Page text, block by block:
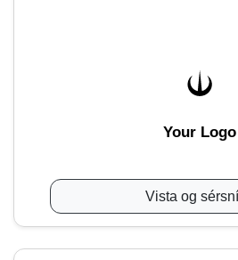
Your Logo
Vista og